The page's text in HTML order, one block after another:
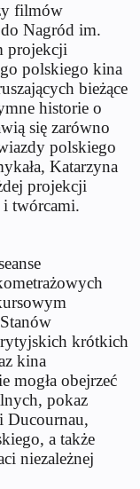
filmów
do Nagród im.
projekcji
polskiego kina
bieżące
historie o
się zarówno
polskiego
Katarzyna
projekcji
i twórcami.
krótkich
kina
mogła obejrzeć
pokaz
Ducournau,
a także
niezależnej